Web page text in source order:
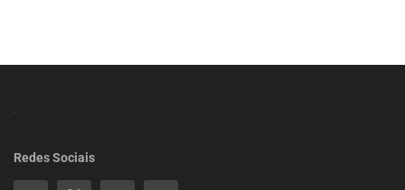
Redes Sociais